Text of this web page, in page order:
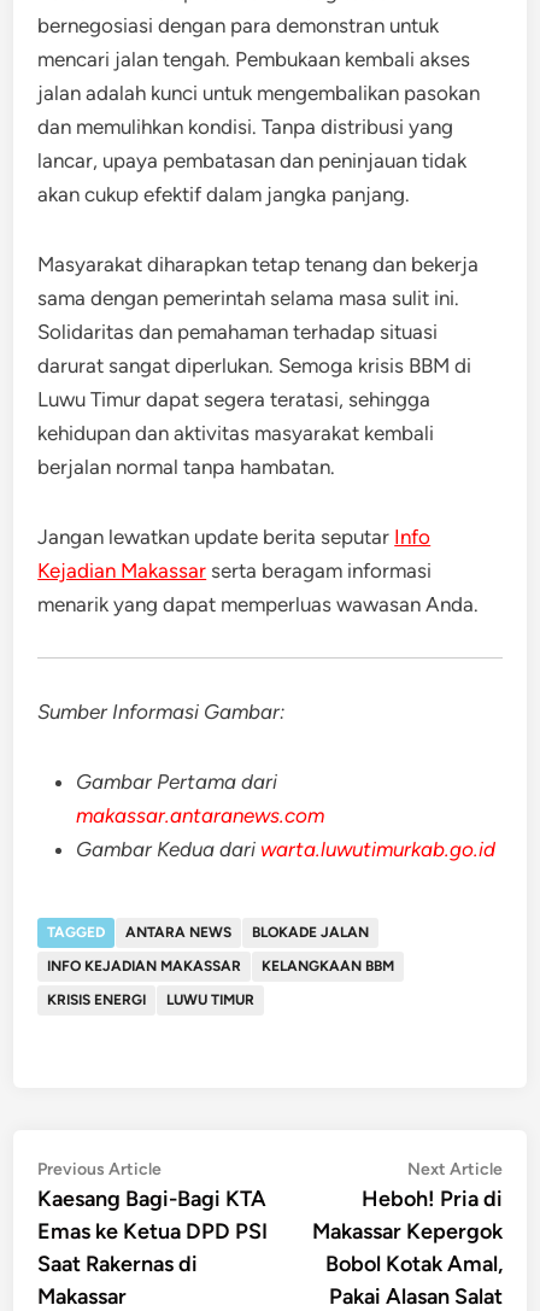
bernegosiasi dengan para demonstran untuk
mencari jalan tengah. Pembukaan kembali akses
jalan adalah kunci untuk mengembalikan pasokan
dan memulihkan kondisi. Tanpa distribusi yang
lancar, upaya pembatasan dan peninjauan tidak
akan cukup efektif dalam jangka panjang.
Masyarakat diharapkan tetap tenang dan bekerja
sama dengan pemerintah selama masa sulit ini.
Solidaritas dan pemahaman terhadap situasi
darurat sangat diperlukan. Semoga krisis BBM di
Luwu Timur dapat segera teratasi, sehingga
kehidupan dan aktivitas masyarakat kembali
berjalan normal tanpa hambatan.
Jangan lewatkan update berita seputar Info
Kejadian Makassar serta beragam informasi
menarik yang dapat memperluas wawasan Anda.
Sumber Informasi Gambar:
Gambar Pertama dari
makassar.antaranews.com
Gambar Kedua dari warta.luwutimurkab.go.id
TAGGED ANTARA NEWS
BLOKADE JALAN
INFO KEJADIAN MAKASSAR
KELANGKAAN BBM
KRISIS ENERGI
LUWU TIMUR
Post
navigation
Previous ArticlePrevious
article:
Kaesang Bagi-Bagi KTA
Emas ke Ketua DPD PSI
Saat Rakernas di
Makassar
Next Article
Heboh! Pria di
Makassar Kepergok
Bobol Kotak Amal,
Pakai Alasan Salat